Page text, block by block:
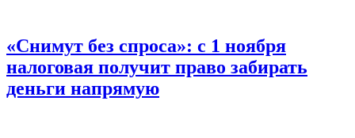
«Снимут без спроса»: с 1 ноября
налоговая получит право забирать
деньги напрямую